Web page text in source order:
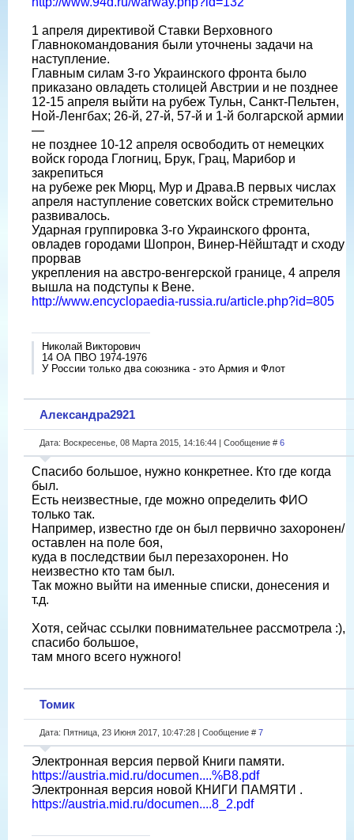
1 апреля директивой Ставки Верховного
Главнокомандования были уточнены задачи на
наступление.
Главным силам 3-го Украинского фронта было
приказано овладеть столицей Австрии и не позднее
12-15 апреля выйти на рубеж Тульн, Санкт-Пельтен,
Ной-Ленгбах; 26-й, 27-й, 57-й и 1-й болгарской армии
—
не позднее 10-12 апреля освободить от немецких
войск города Глогниц, Брук, Грац, Марибор и
закрепиться
на рубеже рек Мюрц, Мур и Драва.В первых числах
апреля наступление советских войск стремительно
развивалось.
Ударная группировка 3-го Украинского фронта,
овладев городами Шопрон, Винер-Нёйштадт и сходу
прорвав
укрепления на австро-венгерской границе, 4 апреля
вышла на подступы к Вене.
http://www.encyclopaedia-russia.ru/article.php?id=805
Николай Викторович
14 ОА ПВО 1974-1976
У России только два союзника - это Армия и Флот
Александра2921
Дата: Воскресенье, 08 Марта 2015, 14:16:44 | Сообщение # 6
Спасибо большое, нужно конкретнее. Кто где когда
был.
Есть неизвестные, где можно определить ФИО
только так.
Например, известно где он был первично захоронен/
оставлен на поле боя,
куда в последствии был перезахоронен. Но
неизвестно кто там был.
Так можно выйти на именные списки, донесения и
т.д.
Хотя, сейчас ссылки повнимательнее рассмотрела :),
спасибо большое,
там много всего нужного!
Томик
Дата: Пятница, 23 Июня 2017, 10:47:28 | Сообщение # 7
Электронная версия первой Книги памяти.
https://austria.mid.ru/documen....%B8.pdf
Электронная версия новой КНИГИ ПАМЯТИ .
https://austria.mid.ru/documen....8_2.pdf